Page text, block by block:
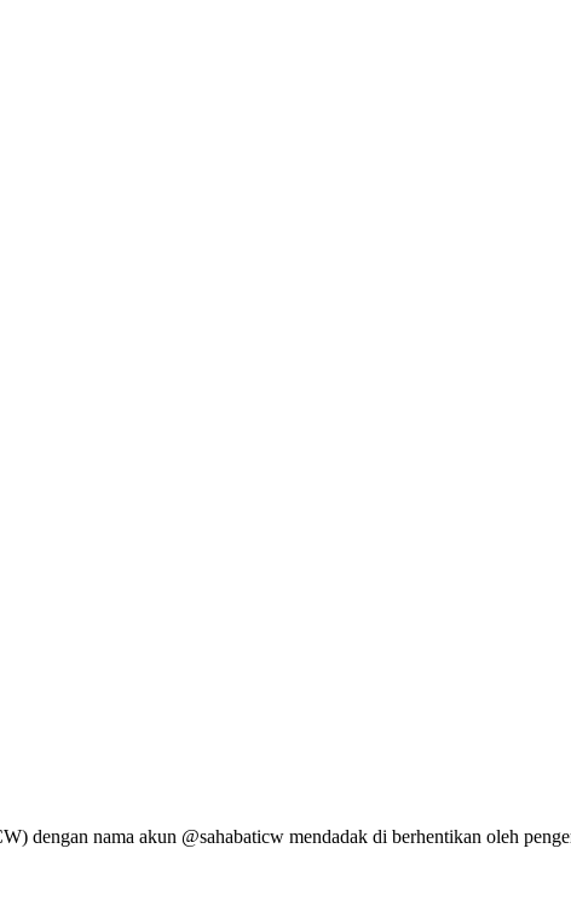
dengan nama akun @sahabaticw mendadak di berhentikan oleh